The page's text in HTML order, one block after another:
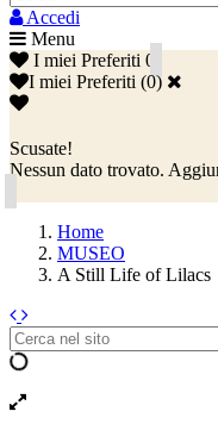
Accedi
Menu
I miei Preferiti 0
I miei Preferiti (0)
Scusate!
Nessun dato trovato.
Home
MUSEO
A Still Life of Lilacs